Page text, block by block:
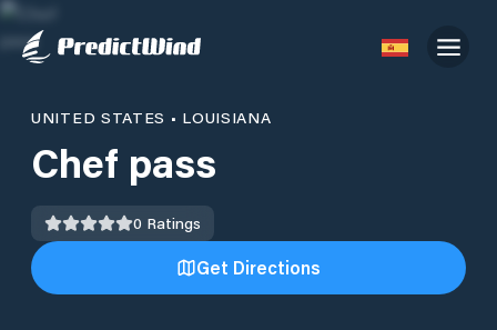
UNITED STATES • LOUISIANA
Chef pass
0 Ratings
Get Directions